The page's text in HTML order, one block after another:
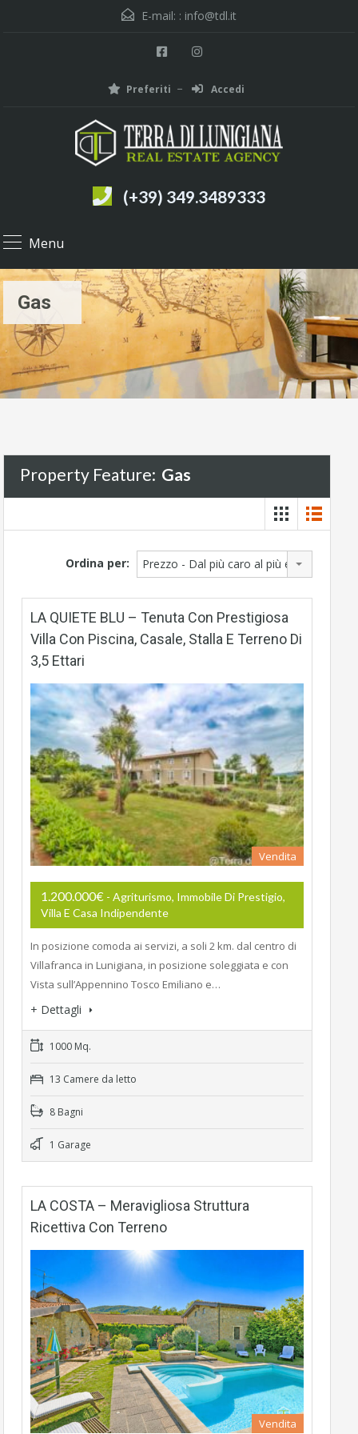
E-mail: : info@tdl.it
Preferiti Accedi
(+39) 349.3489333
Menu
Gas
Property Feature: Gas
Ordina per: Prezzo - Dal più caro al più economico
LA QUIETE BLU – Tenuta Con Prestigiosa
Villa Con Piscina, Casale, Stalla E Terreno Di
3,5 Ettari
Vendita
1.200.000€ - Agriturismo, Immobile Di Prestigio,
Villa E Casa Indipendente
In posizione comoda ai servizi, a soli 2 km. dal centro di
Villafranca in Lunigiana, in posizione soleggiata e con
Vista sull’Appennino Tosco Emiliano e…
+ Dettagli
1000 Mq.
13 Camere da letto
8 Bagni
1 Garage
LA COSTA – Meravigliosa Struttura
Ricettiva Con Terreno
Vendita